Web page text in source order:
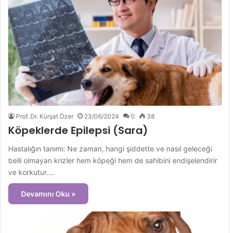
Prof. Dr. Kürşat Özer 23/06/2024 0 38
Köpeklerde Epilepsi (Sara)
Hastalığın tanımı: Ne zaman, hangi şiddette ve nasıl geleceği
belli olmayan krizler hem köpeği hem de sahibini endişelendirir
ve korkutur.…
Devamını Oku »